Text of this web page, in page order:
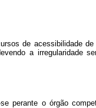
de acessibilidade
a irregularidade
perante o órgão